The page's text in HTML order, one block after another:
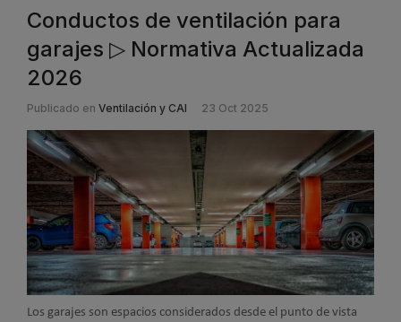
Conductos de ventilación para
garajes ▷ Normativa Actualizada
2026
Publicado en Ventilación y CAI 23 Oct 2025
Los garajes son espacios considerados desde el punto de vista